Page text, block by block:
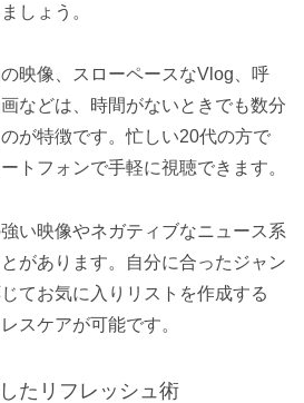
しょう。
映像、スローペースなVlog、呼
などは、時間がないときでも数分
が特徴です。忙しい20代の方で
トフォンで手軽に視聴できます。
い映像やネガティブなニュース系
があります。自分に合ったジャン
てお気に入りリストを作成する
スケアが可能です。
たリフレッシュ術